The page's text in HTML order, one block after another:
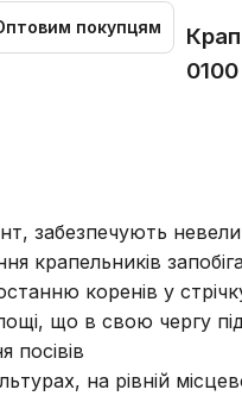
покупцям
0100
забезпечують
крапельників
коренів у
що в свою чергу
на рівній